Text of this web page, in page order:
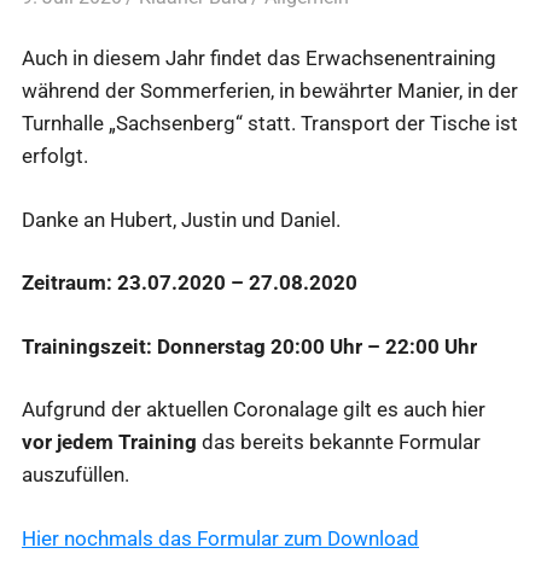
Auch in diesem Jahr findet das Erwachsenentraining
während der Sommerferien, in bewährter Manier, in der
Turnhalle „Sachsenberg“ statt. Transport der Tische ist
erfolgt.
Danke an Hubert, Justin und Daniel.
Zeitraum: 23.07.2020 – 27.08.2020
Trainingszeit: Donnerstag 20:00 Uhr – 22:00 Uhr
Aufgrund der aktuellen Coronalage gilt es auch hier
vor jedem Training das bereits bekannte Formular
auszufüllen.
Hier nochmals das Formular zum Download